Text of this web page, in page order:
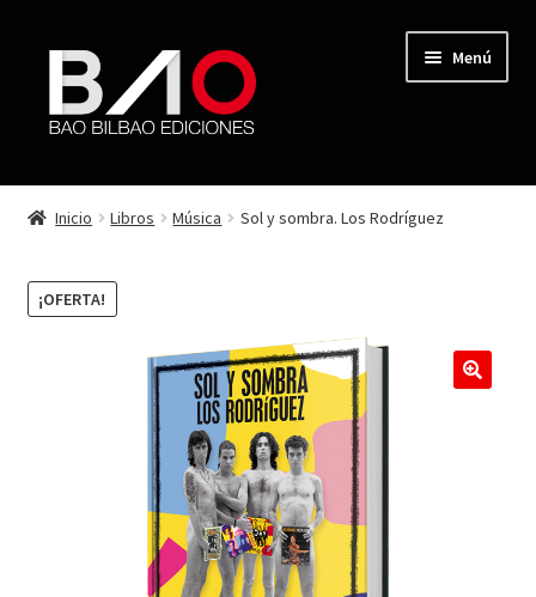
Menú
TIENDA
AUTORES
FINALIZAR COMPRA
Inicio Libros Música Sol y sombra. Los Rodríguez
¡OFERTA!